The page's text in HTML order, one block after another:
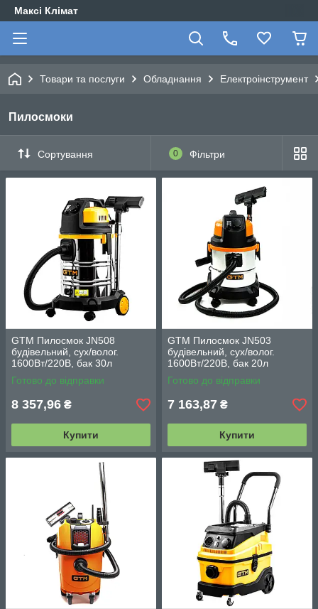
Максі Клімат
Товари та послуги Обладнання Електроінструмент
Пилосмоки
Сортування 0 Фільтри
GTM Пилосмок JN508
будівельний, сух/волог.
1600Вт/220В, бак 30л
Готово до відправки
8 357,96 ₴
Купити
GTM Пилосмок JN503
будівельний, сух/волог.
1600Вт/220В, бак 20л
Готово до відправки
7 163,87 ₴
Купити